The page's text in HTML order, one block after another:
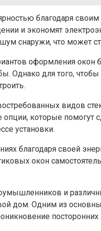
благодаря
и экономят
снаружи, что может
оформления
Однако для того,
видов
которые
установки.
благодаря своей
окон
и
дом. Одним из
посторонних